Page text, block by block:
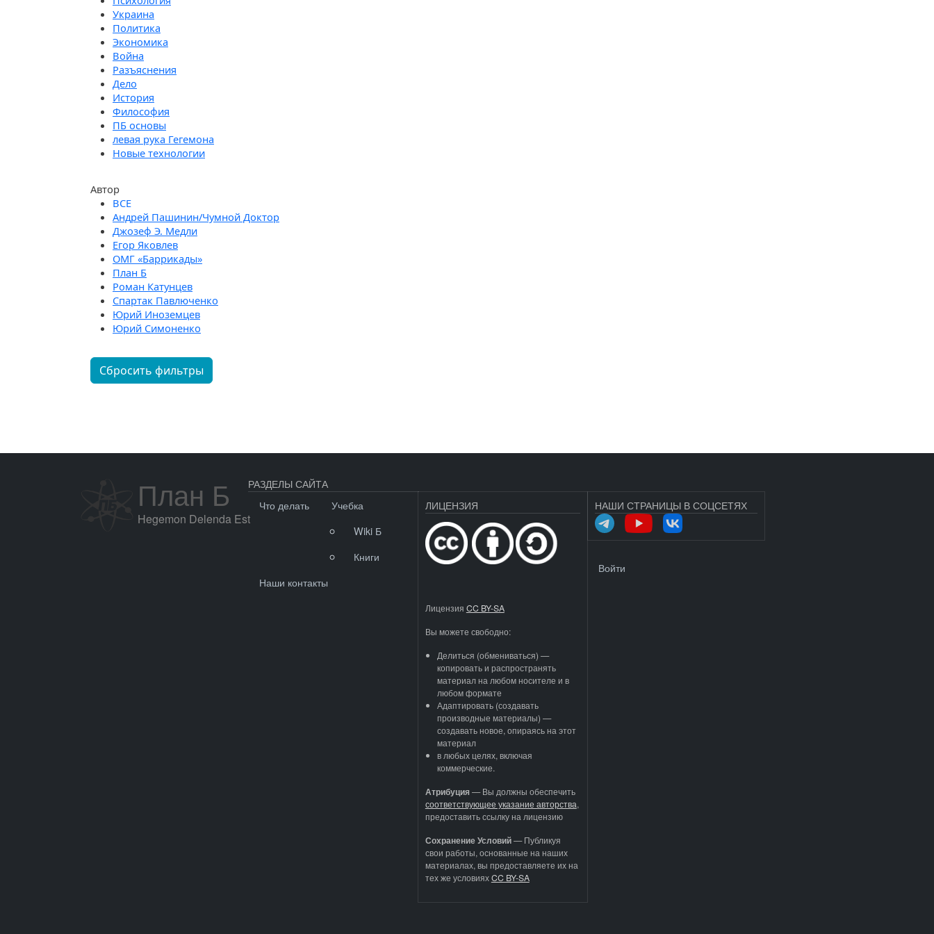
Украина
Политика
Экономика
Война
Разъяснения
Дело
История
Философия
ПБ основы
левая рука Гегемона
Новые технологии
Автор
Андрей Пашинин/Чумной Доктор
Джозеф Э. Медли
Егор Яковлев
ОМГ «Баррикады»
План Б
Роман Катунцев
Спартак Павлюченко
Юрий Иноземцев
Юрий Симоненко
Сбросить фильтры
План Б
Hegemon Delenda Est
РАЗДЕЛЫ САЙТА
Что делать
Учебка
Wiki Б
Книги
Наши контакты
ЛИЦЕНЗИЯ
Лицензия CC BY-SA
Вы можете свободно:
Делиться (обмениваться) —
копировать и распространять
материал на любом носителе и в
любом формате
Адаптировать (создавать
производные материалы) —
создавать новое, опираясь на этот
материал
в любых целях, включая
коммерческие.
Атрибуция—Вы должны обеспечить
соответствующее указание авторства,
предоставить ссылку на лицензию
Сохранение Условий— Публикуя
свои работы, основанные на наших
материалах, вы предоставляете их на
тех же условияхCC BY-SA
НАШИ СТРАНИЦЫ В СОЦСЕТЯХ
Войти